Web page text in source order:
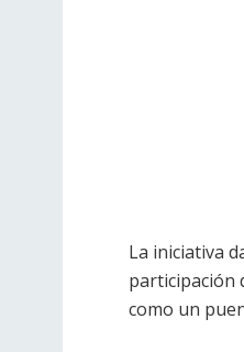
La iniciativa
participación
como un